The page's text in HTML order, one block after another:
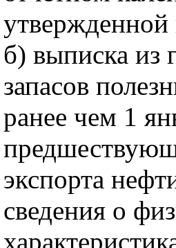
б) выписка из
запасов
ранее чем 1
экспорта
сведения о